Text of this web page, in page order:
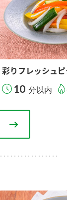
彩りフレッシュ
10 分以内